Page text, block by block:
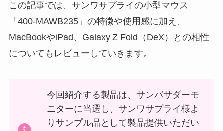
この記事では、サンワサプライの小型マウス
「400-MAWB235」の特徴や使用感に加え、
MacBookやiPad、Galaxy Z Fold（DeX）との相性
についてもレビューしていきます。
今回紹介する製品は、サンバサダーモ
ニターに当選し、サンワサプライ様よ
りサンプル品として製品提供いただい